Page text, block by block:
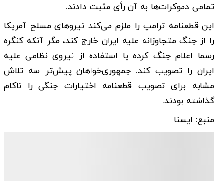
تمامی دموکرات‌ها به آن رأی مثبت دادند.
این قطعنامه ترامپ را ملزم می‌کند نیروهای مسلح آمریکا
را از جنگ متجاوزانه علیه ایران خارج کند، مگر آنکه کنگره
رسما اعلام جنگ کرده یا استفاده از نیروی نظامی علیه
ایران را تصویب کند. جمهوری‌خواهان پیش‌تر سه تلاش
مشابه برای تصویب قطعنامه اختیارات جنگی را ناکام
گذاشته بودند.
منبع: ایسنا